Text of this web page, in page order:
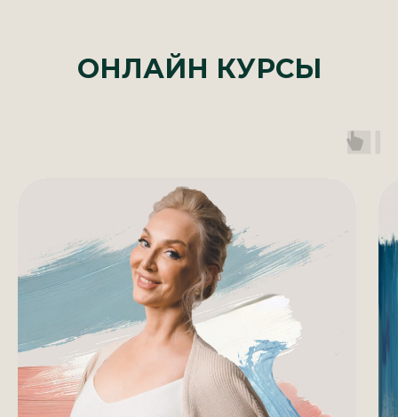
ОНЛАЙН КУРСЫ